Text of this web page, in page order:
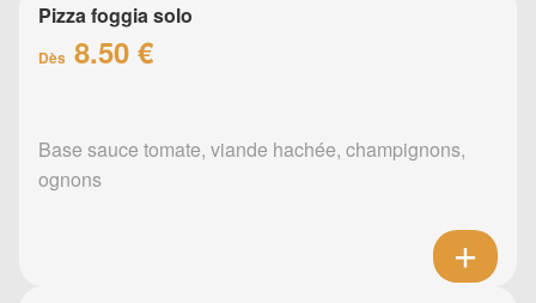
Pizza foggia solo
Dès 8.50 €
Base sauce tomate, viande hachée, champignons,
ognons